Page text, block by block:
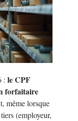
: le CPF
forfaitaire
même lorsque
(employeur,